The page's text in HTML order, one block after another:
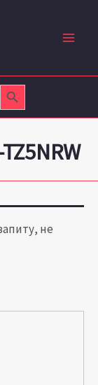
Button
не